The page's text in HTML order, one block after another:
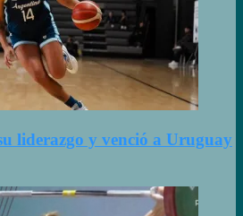
liderazgo y venció a Uruguay